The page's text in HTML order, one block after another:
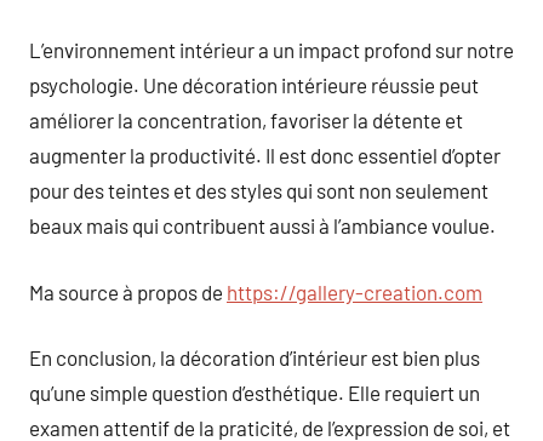
L’environnement intérieur a un impact profond sur notre
psychologie. Une décoration intérieure réussie peut
améliorer la concentration, favoriser la détente et
augmenter la productivité. Il est donc essentiel d’opter
pour des teintes et des styles qui sont non seulement
beaux mais qui contribuent aussi à l’ambiance voulue.
Ma source à propos de https://gallery-creation.com
En conclusion, la décoration d’intérieur est bien plus
qu’une simple question d’esthétique. Elle requiert un
examen attentif de la praticité, de l’expression de soi, et